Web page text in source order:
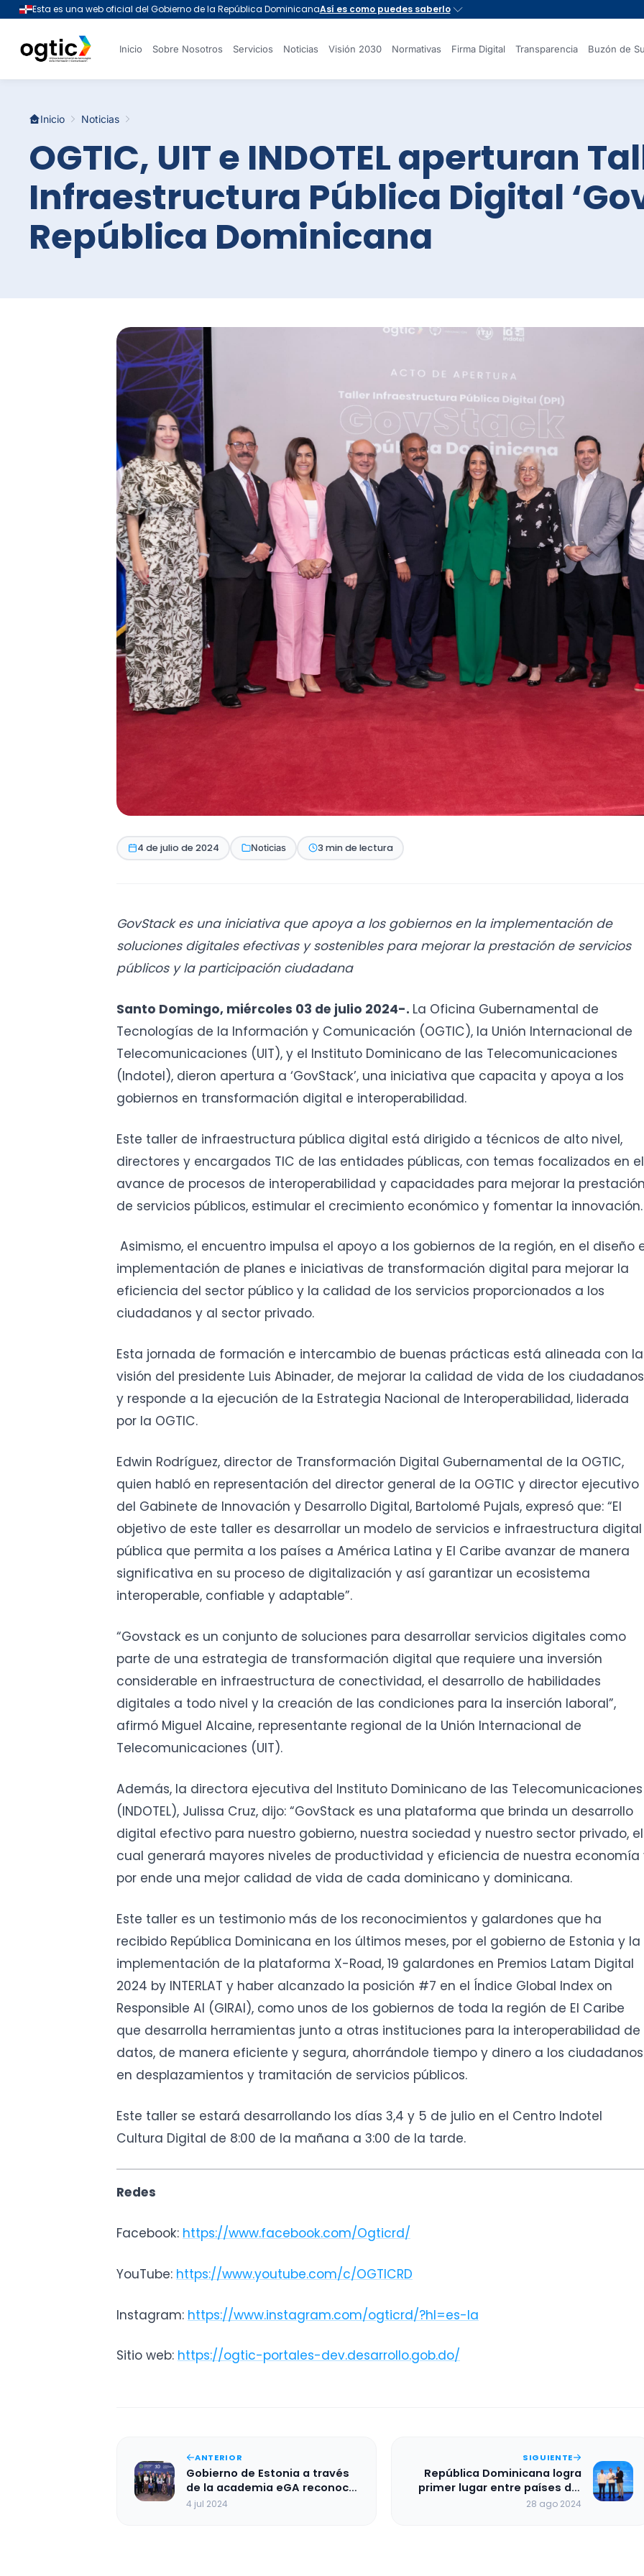
Inicio Sobre Nosotros Servicios Noticias Visión 2030 Normativas Firma Digital Transparencia Buzón de
Inicio Noticias
OGTIC, UIT e INDOTEL aperturan
Infraestructura Pública Digital
República Dominicana
4 de julio de 2024 Noticias 3 min de lectura
GovStack es una iniciativa que apoya a los gobiernos en la implementación de
soluciones digitales efectivas y sostenibles para mejorar la prestación de servicios
públicos y la participación ciudadana
Santo Domingo, miércoles 03 de julio 2024-. La Oficina Gubernamental de
Tecnologías de la Información y Comunicación (OGTIC), la Unión Internacional de
Telecomunicaciones (UIT), y el Instituto Dominicano de las Telecomunicaciones
(Indotel), dieron apertura a ‘GovStack’, una iniciativa que capacita y apoya a los
gobiernos en transformación digital e interoperabilidad.
Este taller de infraestructura pública digital está dirigido a técnicos de alto nivel,
directores y encargados TIC de las entidades públicas, con temas focalizados en el
avance de procesos de interoperabilidad y capacidades para mejorar la
de servicios públicos, estimular el crecimiento económico y fomentar la
Asimismo, el encuentro impulsa el apoyo a los gobiernos de la región, en el diseño
implementación de planes e iniciativas de transformación digital para mejorar la
eficiencia del sector público y la calidad de los servicios proporcionados a los
ciudadanos y al sector privado.
Esta jornada de formación e intercambio de buenas prácticas está alineada con la
visión del presidente Luis Abinader, de mejorar la calidad de vida de los ciudadanos
y responde a la ejecución de la Estrategia Nacional de Interoperabilidad, liderada
por la OGTIC.
Edwin Rodríguez, director de Transformación Digital Gubernamental de la OGTIC,
quien habló en representación del director general de la OGTIC y director ejecutivo
del Gabinete de Innovación y Desarrollo Digital, Bartolomé Pujals, expresó que: “El
objetivo de este taller es desarrollar un modelo de servicios e infraestructura digital
pública que permita a los países a América Latina y El Caribe avanzar de manera
significativa en su proceso de digitalización y así garantizar un ecosistema
interoperable, confiable y adaptable”.
“Govstack es un conjunto de soluciones para desarrollar servicios digitales como
parte de una estrategia de transformación digital que requiere una inversión
considerable en infraestructura de conectividad, el desarrollo de habilidades
digitales a todo nivel y la creación de las condiciones para la inserción laboral”,
afirmó Miguel Alcaine, representante regional de la Unión Internacional de
Telecomunicaciones (UIT).
Además, la directora ejecutiva del Instituto Dominicano de las Telecomunicaciones
(INDOTEL), Julissa Cruz, dijo: “GovStack es una plataforma que brinda un desarrollo
digital efectivo para nuestro gobierno, nuestra sociedad y nuestro sector privado, el
cual generará mayores niveles de productividad y eficiencia de nuestra economía
por ende una mejor calidad de vida de cada dominicano y dominicana.
Este taller es un testimonio más de los reconocimientos y galardones que ha
recibido República Dominicana en los últimos meses, por el gobierno de Estonia y la
implementación de la plataforma X-Road, 19 galardones en Premios Latam Digital
2024 by INTERLAT y haber alcanzado la posición #7 en el Índice Global Index on
Responsible AI (GIRAI), como unos de los gobiernos de toda la región de El Caribe
que desarrolla herramientas junto a otras instituciones para la interoperabilidad de
datos, de manera eficiente y segura, ahorrándole tiempo y dinero a los ciudadanos
en desplazamientos y tramitación de servicios públicos.
Este taller se estará desarrollando los días 3,4 y 5 de julio en el Centro Indotel
Cultura Digital de 8:00 de la mañana a 3:00 de la tarde.
Redes
Facebook: https://www.facebook.com/Ogticrd/
YouTube: https://www.youtube.com/c/OGTICRD
Instagram: https://www.instagram.com/ogticrd/?hl=es-la
Sitio web: https://ogtic-portales-dev.desarrollo.gob.do/
ANTERIOR
Gobierno de Estonia a través
de la academia eGA reconoce
a la OGTIC por
4 jul 2024
SIGUIENTE
República Dominicana logra
primer lugar entre países del
Caribe en el Índice Global IA
28 ago 2024